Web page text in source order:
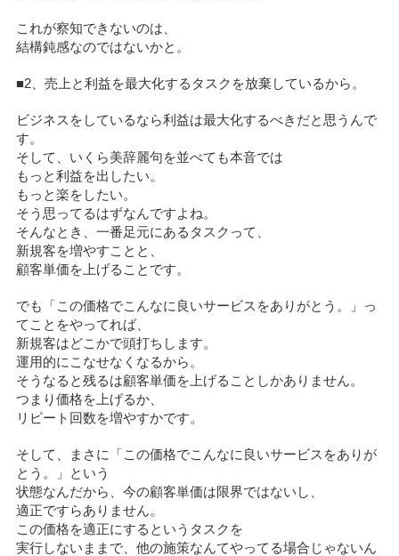
これが察知できないのは、
結構鈍感なのではないかと。
■2、売上と利益を最大化するタスクを放棄しているから。
ビジネスをしているなら利益は最大化するべきだと思うんで
す。
そして、いくら美辞麗句を並べても本音では
もっと利益を出したい。
もっと楽をしたい。
そう思ってるはずなんですよね。
そんなとき、一番足元にあるタスクって、
新規客を増やすことと、
顧客単価を上げることです。
でも「この価格でこんなに良いサービスをありがとう。」っ
てことをやってれば、
新規客はどこかで頭打ちします。
運用的にこなせなくなるから。
そうなると残るは顧客単価を上げることしかありません。
つまり価格を上げるか、
リピート回数を増やすかです。
そして、まさに「この価格でこんなに良いサービスをありが
とう。」という
状態なんだから、今の顧客単価は限界ではないし、
適正ですらありません。
この価格を適正にするというタスクを
実行しないままで、他の施策なんてやってる場合じゃないん